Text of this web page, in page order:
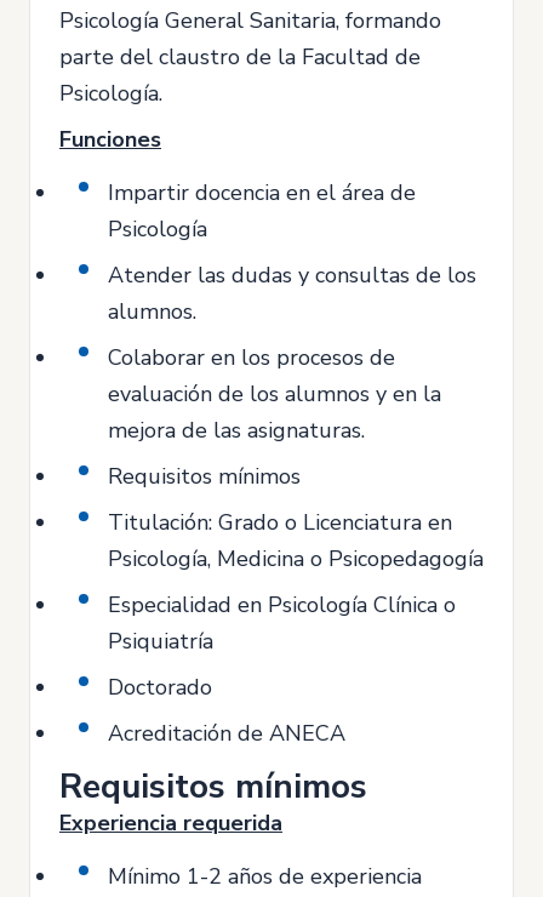
Psicología General Sanitaria, formando
parte del claustro de la Facultad de
Psicología.
Funciones
Impartir docencia en el área de
Psicología
Atender las dudas y consultas de los
alumnos.
Colaborar en los procesos de
evaluación de los alumnos y en la
mejora de las asignaturas.
Requisitos mínimos
Titulación: Grado o Licenciatura en
Psicología, Medicina o Psicopedagogía
Especialidad en Psicología Clínica o
Psiquiatría
Doctorado
Acreditación de ANECA
Requisitos mínimos
Experiencia requerida
Mínimo 1-2 años de experiencia